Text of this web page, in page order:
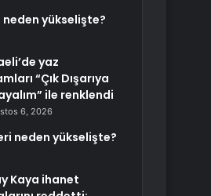
yükselişte?
yaz
“Çık Dışarıya
ile renklendi
6, 2026
neden yükselişte?
Kaya ihanet